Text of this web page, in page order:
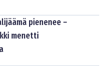
pienenee –
menetti